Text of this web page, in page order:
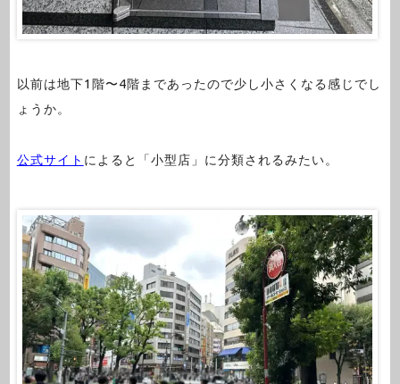
以前は地下1階〜4階まであったので少し小さくなる感じでし
ょうか。
公式サイト によると「小型店」に分類されるみたい。